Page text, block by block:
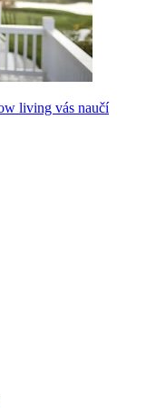
living vás naučí